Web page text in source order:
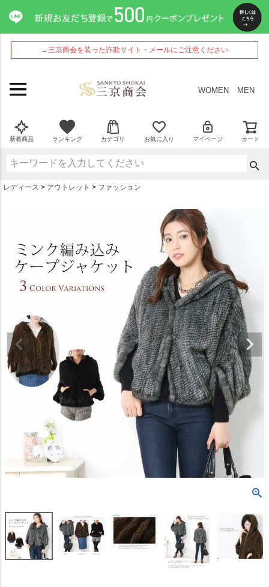
→三京商会を装った詐欺サイト・メールにご注意ください
WOMEN MEN
新着商品 ランキング カテゴリ お気に入り マイページ カート
レディース アウトレット ファッション
ペー
ジト
ップ
へ